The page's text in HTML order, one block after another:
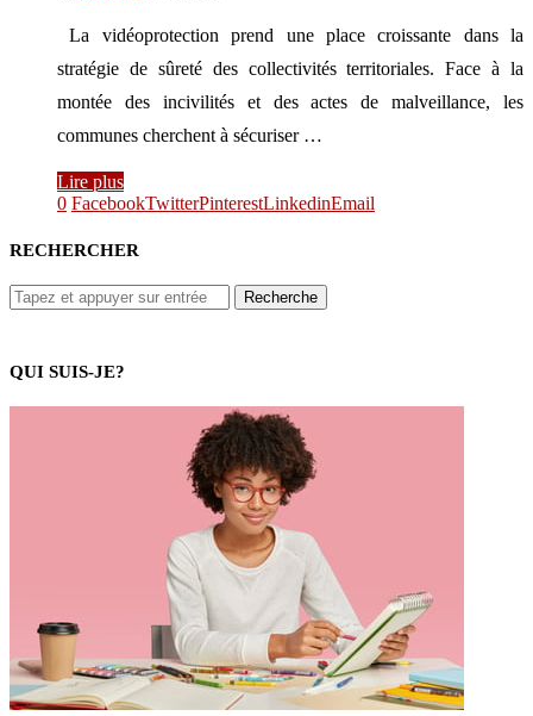
La vidéoprotection prend une place croissante dans la
stratégie de sûreté des collectivités territoriales. Face à la
montée des incivilités et des actes de malveillance, les
communes cherchent à sécuriser …
Lire plus
0 FacebookTwitterPinterestLinkedinEmail
RECHERCHER
QUI SUIS-JE?